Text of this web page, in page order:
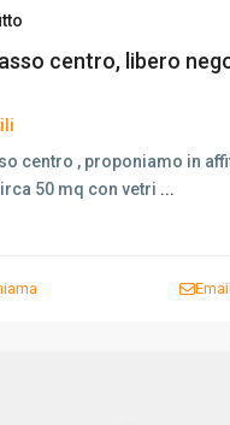
centro, libero
centro , proponiamo in
50 mq con vetri ...
Email